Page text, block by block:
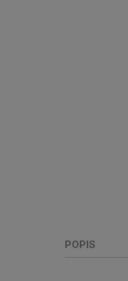
POPIS